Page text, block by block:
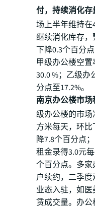
付，持续消化存
场上半年维持在
继续消化库存，
下降0.3个百分
甲级办公楼空
30.0 %；乙级办
分点至17.2%。
南京办公楼市场
级办公楼的市
方米每天，环
降7.8个百分点
租金录得3.0元
个百分点。多
户续约，二季
业态入驻，如
赁成交量。办